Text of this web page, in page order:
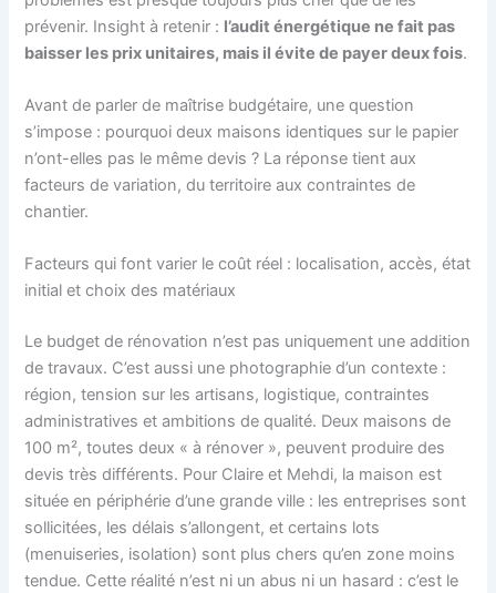
prévenir. Insight à retenir : l’audit énergétique ne fait pas
baisser les prix unitaires, mais il évite de payer deux fois.
Avant de parler de maîtrise budgétaire, une question
s’impose : pourquoi deux maisons identiques sur le papier
n’ont-elles pas le même devis ? La réponse tient aux
facteurs de variation, du territoire aux contraintes de
chantier.
Facteurs qui font varier le coût réel : localisation, accès, état
initial et choix des matériaux
Le budget de rénovation n’est pas uniquement une addition
de travaux. C’est aussi une photographie d’un contexte :
région, tension sur les artisans, logistique, contraintes
administratives et ambitions de qualité. Deux maisons de
100 m², toutes deux « à rénover », peuvent produire des
devis très différents. Pour Claire et Mehdi, la maison est
située en périphérie d’une grande ville : les entreprises sont
sollicitées, les délais s’allongent, et certains lots
(menuiseries, isolation) sont plus chers qu’en zone moins
tendue. Cette réalité n’est ni un abus ni un hasard : c’est le